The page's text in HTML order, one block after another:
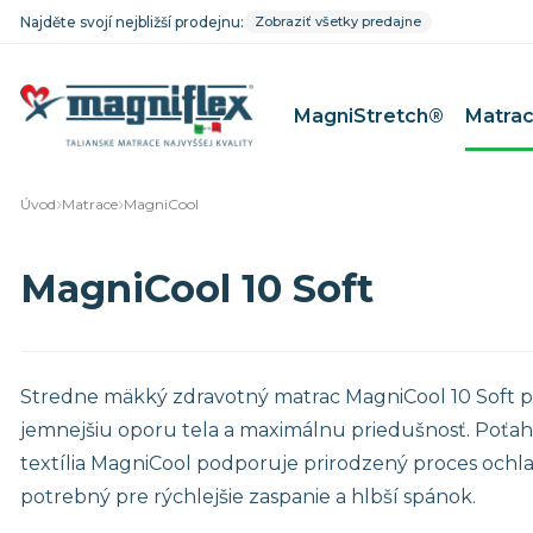
Najděte svojí nejbližší prodejnu: Zobraziť všetky predajne
MagniStretch®
MagniStretch®
Riposo
Baby Line
Matrace
Úvod Matrace MagniCool
MagniCool 10 Soft
Stredne mäkký zdravotný matrac MagniCool 10 Soft
jemnejšiu oporu tela a maximálnu priedušnosť.
textília MagniCool podporuje prirodzený proces
potrebný pre rýchlejšie zaspanie a hlbší spánok.